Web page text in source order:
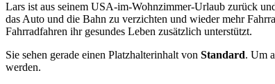
Lars ist aus seinem USA-im-Wohnzimmer-Urlaub zurück
das Auto und die Bahn zu verzichten und wieder mehr
Fahrradfahren ihr gesundes Leben zusätzlich unterstützt.
Sie sehen gerade einen Platzhalterinhalt von Standard. Um
werden.